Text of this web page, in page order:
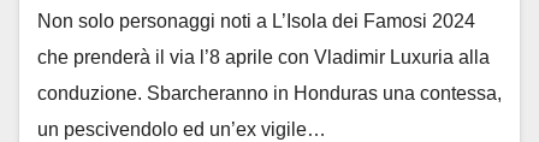
Non solo personaggi noti a L’Isola dei Famosi 2024
che prenderà il via l’8 aprile con Vladimir Luxuria alla
conduzione. Sbarcheranno in Honduras una contessa,
un pescivendolo ed un’ex vigile…